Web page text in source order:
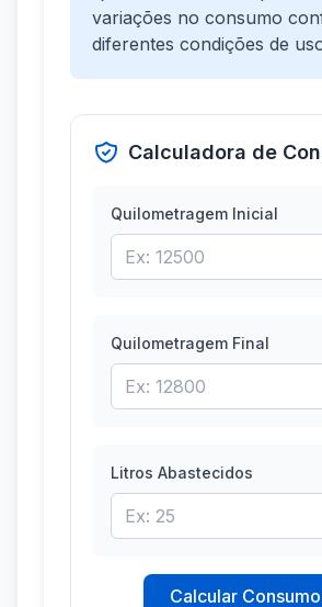
variações no consumo
diferentes condições de
Calculadora de
Quilometragem Inicial
Quilometragem Final
Litros Abastecidos
Calcular Consumo